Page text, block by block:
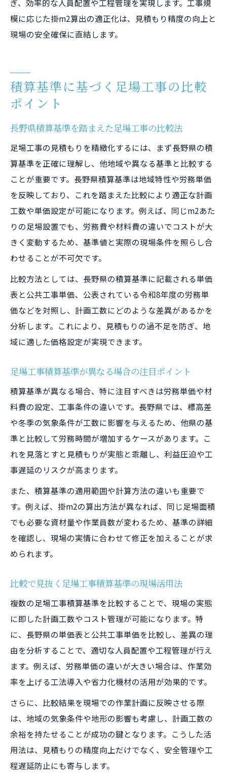
ぎ、効率的な人員配置や工程管理を実現します。工事規
模に応じた掛m2算出の適正化は、見積もり精度の向上と
現場の安全確保に直結します。
積算基準に基づく足場工事の比較
ポイント
長野県積算基準を踏まえた足場工事の比較法
足場工事の見積もりを精緻化するには、まず長野県の積
算基準を正確に理解し、他地域や異なる基準と比較する
ことが重要です。長野県積算基準は地域特性や労務単価
を反映しており、これを踏まえた比較により適正な計画
工数や単価設定が可能になります。例えば、同じm2あた
りの足場設置でも、労務費や材料費の違いでコストが大
きく変動するため、基準値と実際の現場条件を照らし合
わせることが不可欠です。
比較方法としては、長野県の積算基準に記載される単価
表と公共工事単価、公表されている令和8年度の労務単
価などを対照し、計画工数にどのような差異があるかを
分析します。これにより、見積もりの過不足を防ぎ、地
域に適した価格設定が実現できます。
足場工事積算基準が異なる場合の注目ポイント
積算基準が異なる場合、特に注目すべきは労務単価や材
料費の設定、工事条件の違いです。長野県では、標高差
や冬季の気象条件が工数に影響を与えるため、他県の基
準と比較して労務時間が増加するケースがあります。こ
れを見落とすと見積もりが実態と乖離し、利益圧迫や工
事遅延のリスクが高まります。
また、積算基準の適用範囲や計算方法の違いも重要で
す。例えば、掛m2の算出方法が異なれば、同じ足場面積
でも必要な資材量や作業員数が変わるため、基準の詳細
を確認し、現場の実情に合わせて修正を加えることが求
められます。
比較で見抜く足場工事積算基準の現場活用法
複数の足場工事積算基準を比較することで、現場の実態
に即した計画工数やコスト管理が可能になります。特
に、長野県の単価表と公共工事単価を比較し、差異の理
由を分析することで、適切な人員配置や工程管理が行え
ます。例えば、労務単価の違いが大きい場合は、作業効
率を上げる工法導入や省力化機材の活用が効果的です。
さらに、比較結果を現場での作業計画に反映させる際
は、地域の気象条件や地形の影響も考慮し、計画工数の
余裕を持たせることが成功の鍵となります。こうした活
用法は、見積もりの精度向上だけでなく、安全管理や工
程遅延防止にも寄与します。